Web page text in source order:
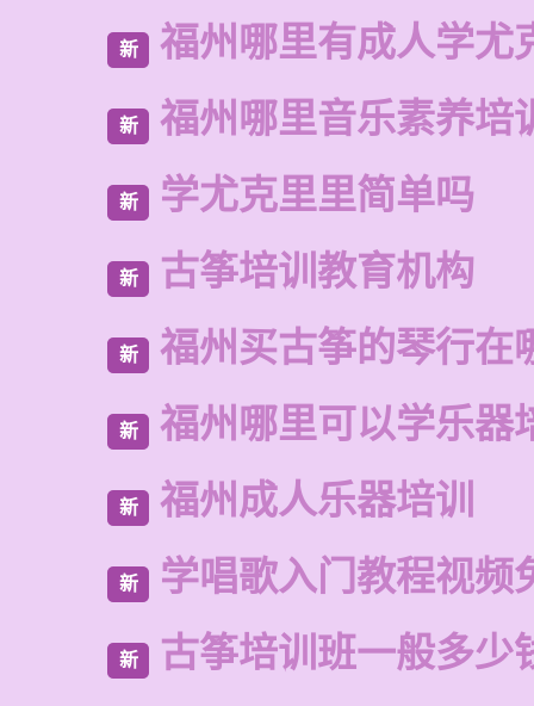
新 福州哪里有成人学尤
新 福州哪里音乐素养培
新 学尤克里里简单吗
新 古筝培训教育机构
新 福州买古筝的琴行在
新 福州哪里可以学乐器
新 福州成人乐器培训
新 学唱歌入门教程视频
新 古筝培训班一般多少